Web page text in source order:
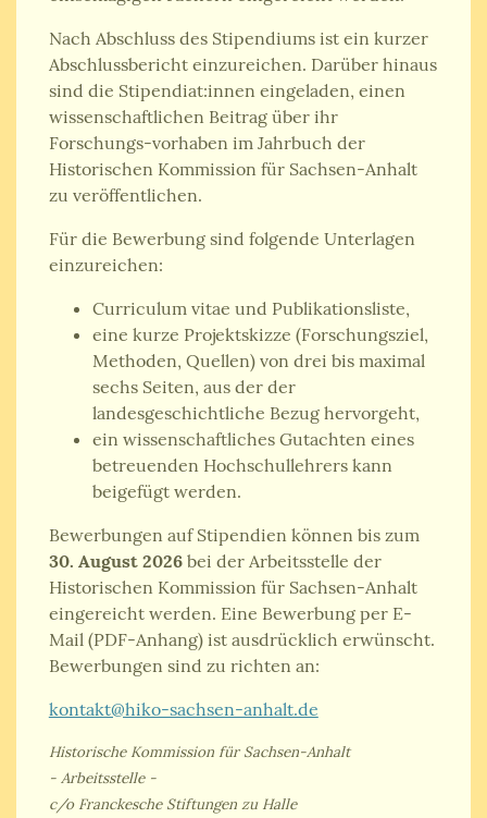
Nach Abschluss des Stipendiums ist ein kurzer
Abschlussbericht einzureichen. Darüber hinaus
sind die Stipendiat:innen eingeladen, einen
wissenschaftlichen Beitrag über ihr
Forschungs-vorhaben im Jahrbuch der
Historischen Kommission für Sachsen-Anhalt
zu veröffentlichen.
Für die Bewerbung sind folgende Unterlagen
einzureichen:
Curriculum vitae und Publikationsliste,
eine kurze Projektskizze (Forschungsziel,
Methoden, Quellen) von drei bis maximal
sechs Seiten, aus der der
landesgeschichtliche Bezug hervorgeht,
ein wissenschaftliches Gutachten eines
betreuenden Hochschullehrers kann
beigefügt werden.
Bewerbungen auf Stipendien können bis zum
30. August 2026 bei der Arbeitsstelle der
Historischen Kommission für Sachsen-Anhalt
eingereicht werden. Eine Bewerbung per E-
Mail (PDF-Anhang) ist ausdrücklich erwünscht.
Bewerbungen sind zu richten an:
kontakt@hiko-sachsen-anhalt.de
Historische Kommission für Sachsen-Anhalt
- Arbeitsstelle -
c/o Franckesche Stiftungen zu Halle